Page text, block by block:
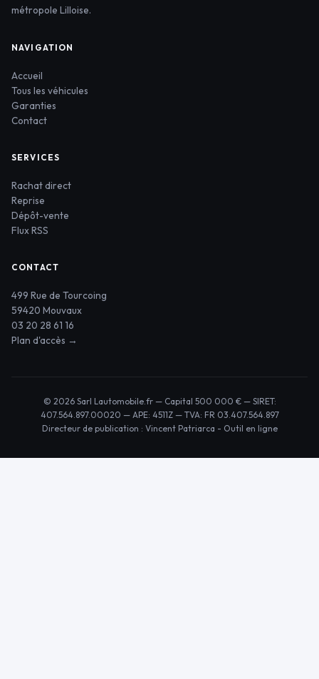
métropole Lilloise.
NAVIGATION
Accueil
Tous les véhicules
Garanties
Contact
SERVICES
Rachat direct
Reprise
Dépôt-vente
Flux RSS
CONTACT
499 Rue de Tourcoing
59420 Mouvaux
03 20 28 61 16
Plan d'accès →
© 2026 Sarl Lautomobile.fr — Capital 500 000 € — SIRET:
407.564.897.00020 — APE: 4511Z — TVA: FR 03.407.564.897
Directeur de publication : Vincent Patriarca - Outil en ligne